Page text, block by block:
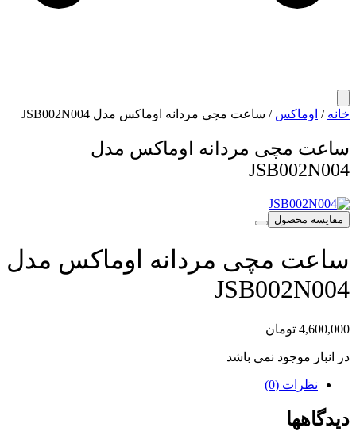
خانه / اوماکس / ساعت مچی مردانه اوماکس مدل JSB002N004
ساعت مچی مردانه اوماکس مدل
JSB002N004
مقایسه محصول
ساعت مچی مردانه اوماکس مدل
JSB002N004
4,600,000 تومان
در انبار موجود نمی باشد
نظرات (0)
دیدگاهها